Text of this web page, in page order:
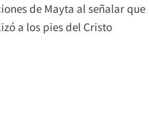
de Mayta al señalar que
a los pies del Cristo